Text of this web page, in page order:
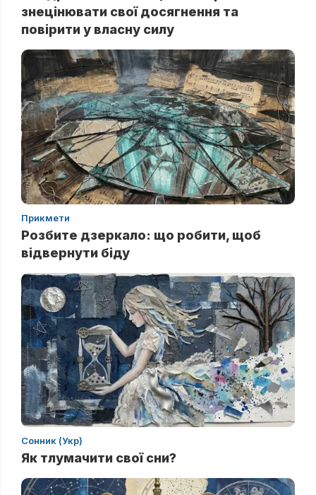
знецінювати свої досягнення та
повірити у власну силу
Прикмети
Розбите дзеркало: що робити, щоб
відвернути біду
Сонник (Укр)
Як тлумачити свої сни?